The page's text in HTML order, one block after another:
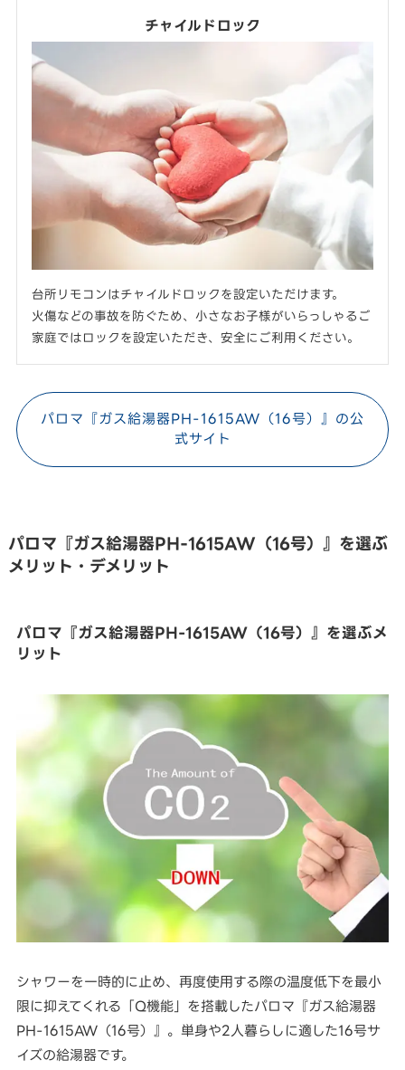
チャイルドロック
台所リモコンはチャイルドロックを設定いただけます。
火傷などの事故を防ぐため、小さなお子様がいらっしゃるご
家庭ではロックを設定いただき、安全にご利用ください。
パロマ『ガス給湯器PH-1615AW（16号）』の公
式サイト
パロマ『ガス給湯器PH-1615AW（16号）』を選ぶ
メリット・デメリット
パロマ『ガス給湯器PH-1615AW（16号）』を選ぶメ
リット
シャワーを一時的に止め、再度使用する際の温度低下を最小
限に抑えてくれる「Q機能」を搭載したパロマ『ガス給湯器
PH-1615AW（16号）』。単身や2人暮らしに適した16号サ
イズの給湯器です。